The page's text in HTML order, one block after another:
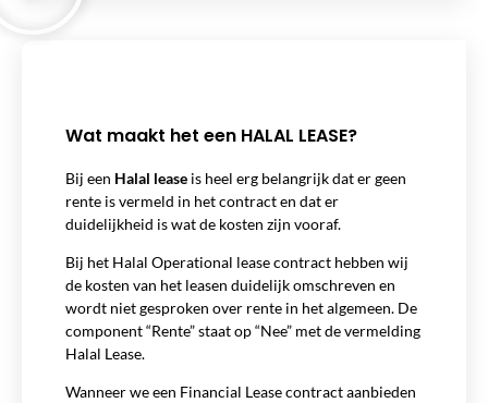
Wat maakt het een HALAL LEASE?
Bij een Halal lease is heel erg belangrijk dat er geen
rente is vermeld in het contract en dat er
duidelijkheid is wat de kosten zijn vooraf.
Bij het Halal Operational lease contract hebben wij
de kosten van het leasen duidelijk omschreven en
wordt niet gesproken over rente in het algemeen. De
component “Rente” staat op “Nee” met de vermelding
Halal Lease.
Wanneer we een Financial Lease contract aanbieden